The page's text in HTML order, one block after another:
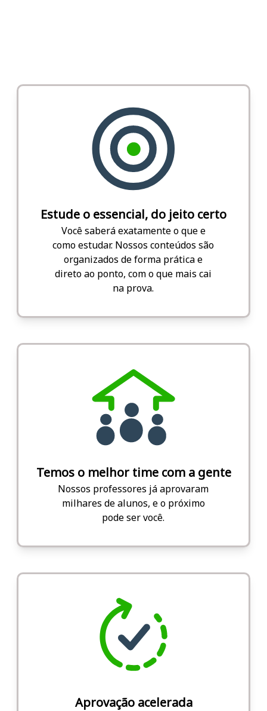
Estude o essencial, do jeito certo
Você saberá exatamente o que e
como estudar. Nossos conteúdos são
organizados de forma prática e
direto ao ponto, com o que mais cai
na prova.
Temos o melhor time com a gente
Nossos professores já aprovaram
milhares de alunos, e o próximo
pode ser você.
Aprovação acelerada